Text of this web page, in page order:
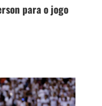
para o jogo